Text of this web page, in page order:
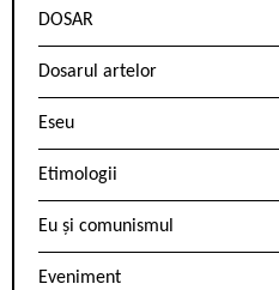
DOSAR
Dosarul artelor
Eseu
Etimologii
Eu și comunismul
Eveniment